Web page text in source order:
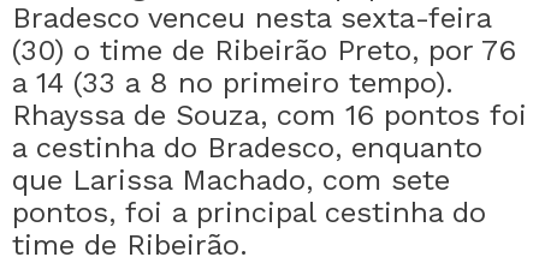
Bradesco venceu nesta sexta-feira
(30) o time de Ribeirão Preto, por 76
a 14 (33 a 8 no primeiro tempo).
Rhayssa de Souza, com 16 pontos foi
a cestinha do Bradesco, enquanto
que Larissa Machado, com sete
pontos, foi a principal cestinha do
time de Ribeirão.